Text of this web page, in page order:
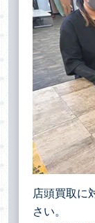
店頭買取に
さい。